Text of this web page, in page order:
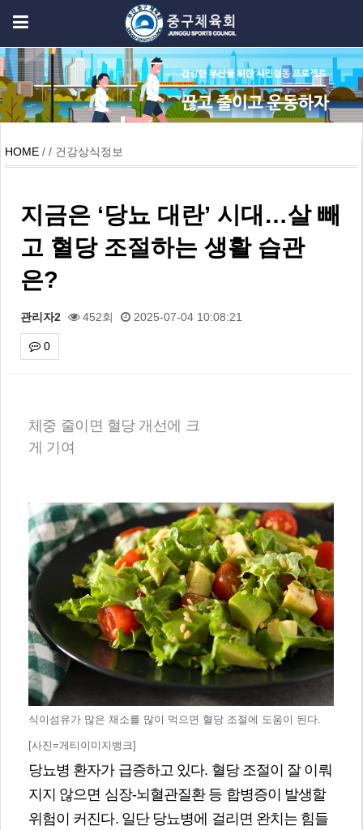
HOME / / 건강상식정보
지금은 ‘당뇨 대란’ 시대…살 빼
고 혈당 조절하는 생활 습관
은?
관리자2 452회 2025-07-04 10:08:21
0
체중 줄이면 혈당 개선에 크
게 기여
식이섬유가 많은 채소를 많이 먹으면 혈당 조절에 도움이 된다.
[사진=게티이미지뱅크]
당뇨병 환자가 급증하고 있다. 혈당 조절이 잘 이뤄
지지 않으면 심장-뇌혈관질환 등 합병증이 발생할
위험이 커진다. 일단 당뇨병에 걸리면 완치는 힘들